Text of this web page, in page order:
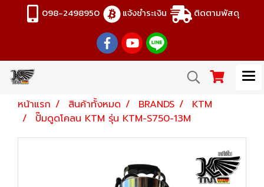
098-2498950 แจ้งชำระเงิน ติดตามพัสดุ
หน้าแรก สินค้าทั้งหมด BRANDS
KTM
ปั๊มดูดโคลน KTM รุ่น KTM-S750-13M